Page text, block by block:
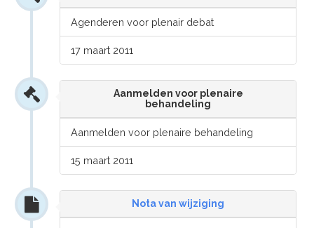
Agenderen voor plenair debat
17 maart 2011
Aanmelden voor plenaire
behandeling
Aanmelden voor plenaire behandeling
15 maart 2011
Nota van wijziging